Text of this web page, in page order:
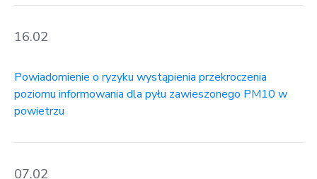
16.02
Powiadomienie o ryzyku wystąpienia przekroczenia
poziomu informowania dla pyłu zawieszonego PM10 w
powietrzu
07.02